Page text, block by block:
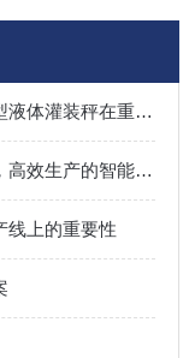
称重式高精度灌装新标准——自动型液体灌装秤在重工业领域的应用
精灌点滴，塑就品质：液体灌装机，高效生产的智能引擎
线上的重要性